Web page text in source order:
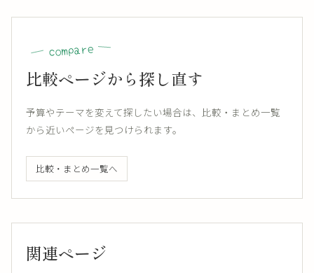
compare
比較ページから探し直す
予算やテーマを変えて探したい場合は、比較・まとめ一覧
から近いページを見つけられます。
比較・まとめ一覧へ
関連ページ